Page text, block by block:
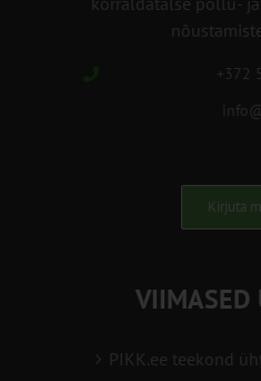
+372
Kirjuta
VIIMASED
PIKK.ee teekond